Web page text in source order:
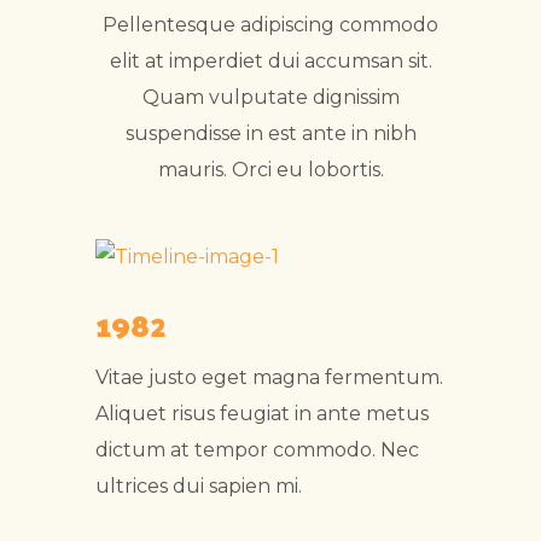
Pellentesque adipiscing commodo
elit at imperdiet dui accumsan sit.
Quam vulputate dignissim
suspendisse in est ante in nibh
mauris. Orci eu lobortis.
1982
Vitae justo eget magna fermentum.
Aliquet risus feugiat in ante metus
dictum at tempor commodo. Nec
ultrices dui sapien mi.